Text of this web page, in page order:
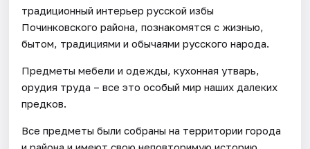
традиционный интерьер русской избы
Починковского района, познакомятся с жизнью,
бытом, традициями и обычаями русского народа.
Предметы мебели и одежды, кухонная утварь,
орудия труда – все это особый мир наших далеких
предков.
Все предметы были собраны на территории города